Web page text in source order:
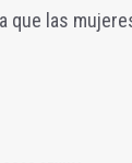
que las